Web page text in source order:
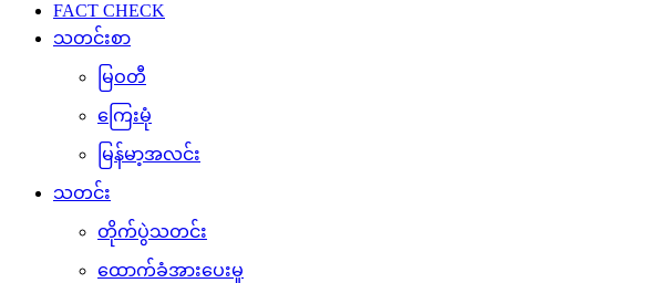
FACT CHECK
သတင်းစာ
မြဝတီ
ကြေးမုံ
မြန်မာ့အလင်း
သတင်း
တိုက်ပွဲသတင်း
ထောက်ခံအားပေးမှု